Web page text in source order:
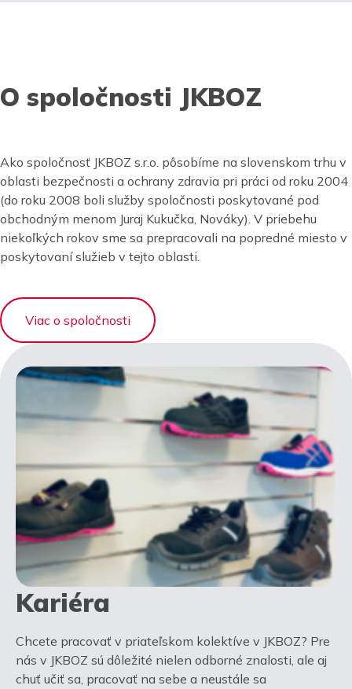
O spoločnosti JKBOZ
Ako spoločnosť JKBOZ s.r.o. pôsobíme na slovenskom trhu v
oblasti bezpečnosti a ochrany zdravia pri práci od roku 2004
(do roku 2008 boli služby spoločnosti poskytované pod
obchodným menom Juraj Kukučka, Nováky). V priebehu
niekoľkých rokov sme sa prepracovali na popredné miesto v
poskytovaní služieb v tejto oblasti.
Viac o spoločnosti
Kariéra
Chcete pracovať v priateľskom kolektíve v JKBOZ? Pre
nás v JKBOZ sú dôležité nielen odborné znalosti, ale aj
chuť učiť sa, pracovať na sebe a neustále sa